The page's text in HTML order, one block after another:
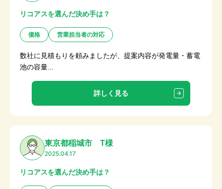
リコアスを選んだ決め手は？
価格 営業担当者の対応
数社に見積もりを頼みましたが、提案内容が発電量・蓄電
池の容量...
詳しく見る
東京都稲城市 T様
2025.04.17
リコアスを選んだ決め手は？